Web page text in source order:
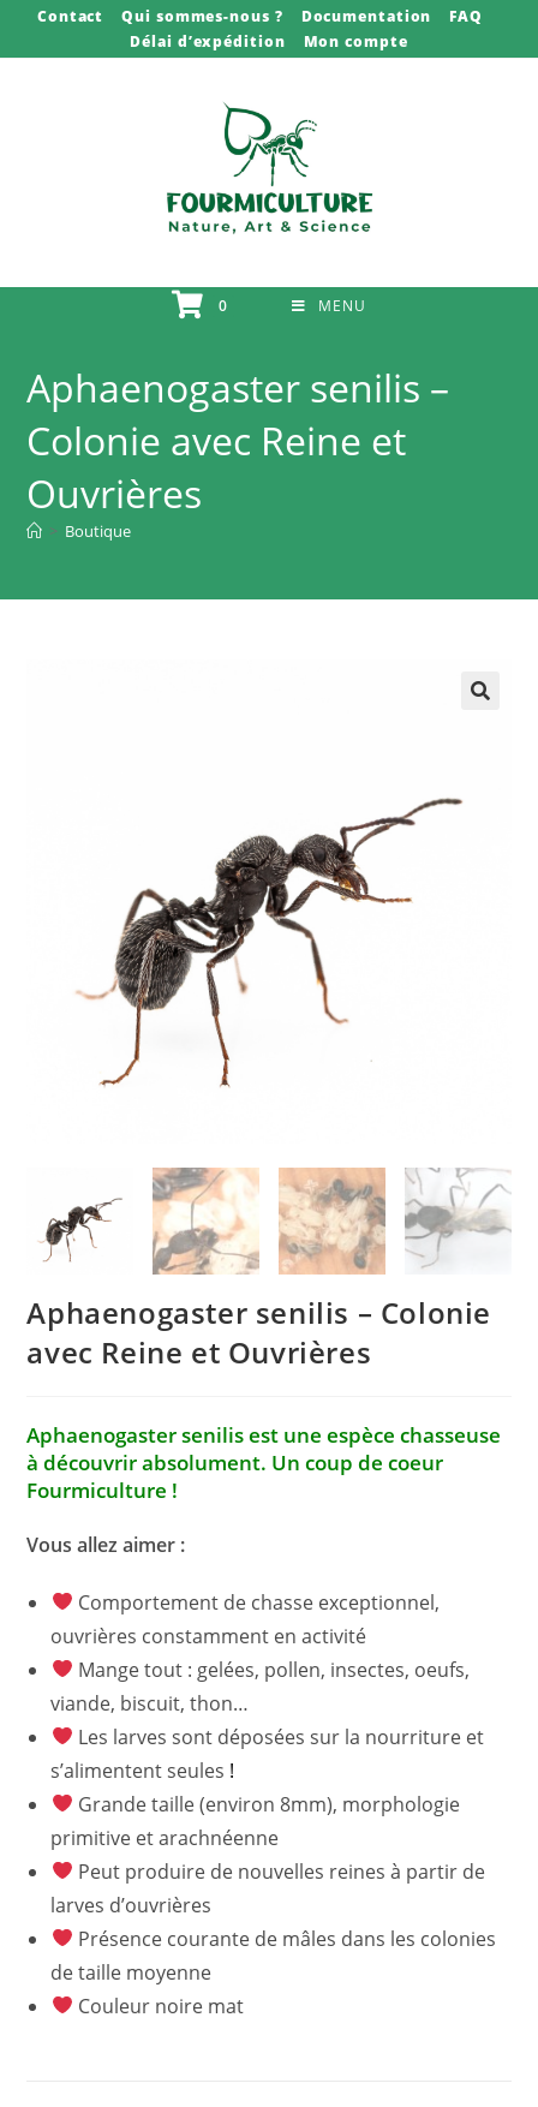
Contact Qui sommes-nous ? Documentation
FAQ
Délai d’expédition
Mon compte
0 MENU
Aphaenogaster senilis –
Colonie avec Reine et
Ouvrières
> Boutique
Aphaenogaster senilis – Colonie
avec Reine et Ouvrières
Aphaenogaster senilis est une espèce chasseuse
à découvrir absolument. Un coup de coeur
Fourmiculture !
Vous allez aimer :
Comportement de chasse exceptionnel,
ouvrières constamment en activité
Mange tout : gelées, pollen, insectes, oeufs,
viande, biscuit, thon…
Les larves sont déposées sur la nourriture et
s’alimentent seules !
Grande taille (environ 8mm), morphologie
primitive et arachnéenne
Peut produire de nouvelles reines à partir de
larves d’ouvrières
Présence courante de mâles dans les colonies
de taille moyenne
Couleur noire mat